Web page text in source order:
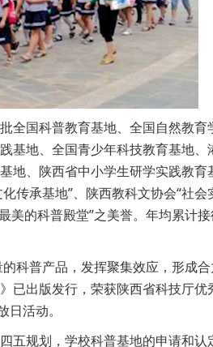
全国科普教育基地、全国自然教
基地、全国青少年科技教育基地
地、陕西省中小学生研学实践教
传承基地”、陕西教科文协会“社
的科普殿堂”之美誉。年均累计
科普产品，发挥聚集效应，形成
已出版发行，荣获陕西省科技厅
活动。
五规划，学校科普基地的申请和